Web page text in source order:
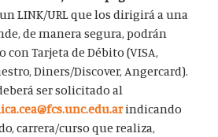
LINK/URL que los dirigirá a una
de manera segura, podrán
con Tarjeta de Débito (VISA,
Diners/Discover, Angercard).
ser solicitado al
indicando
carrera/curso que realiza,